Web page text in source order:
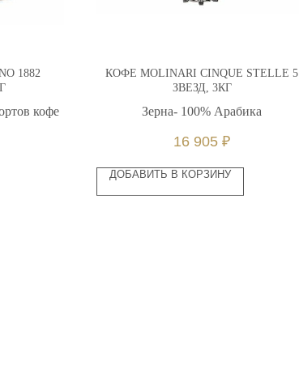
1882
кофе
КОФЕ MOLINARI CINQUE STELLE 5
ЗВЕЗД, 3КГ
Зерна- 100% Арабика
16 905 ₽
ДОБАВИТЬ В КОРЗИНУ